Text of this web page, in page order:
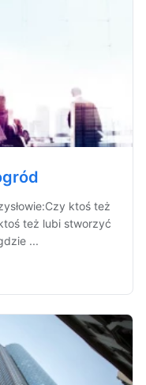
ktoś też
też lubi stworzyć
...